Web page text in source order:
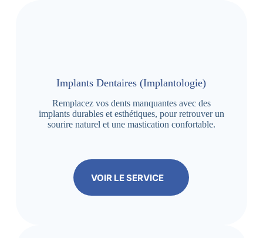
Implants Dentaires (Implantologie)
Remplacez vos dents manquantes avec des
implants durables et esthétiques, pour retrouver un
sourire naturel et une mastication confortable.
VOIR LE SERVICE